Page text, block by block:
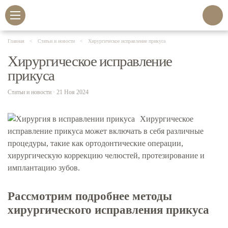
Главная Статьи и новости Хирургическое исправление прикуса
Хирургическое исправление
прикуса
Статьи и новости · 21 Ноя 2024
Хирургическое
исправление прикуса может включать в себя различные
процедуры, такие как ортодонтические операции,
хирургическую коррекцию челюстей, протезирование и
имплантацию зубов.
Рассмотрим подробнее методы
хирургического исправления прикуса